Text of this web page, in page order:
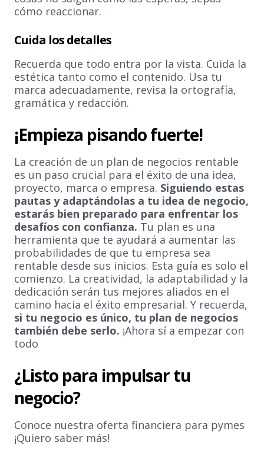
cómo reaccionar.
Cuida los detalles
Recuerda que todo entra por la vista. Cuida la
estética tanto como el contenido. Usa tu
marca adecuadamente, revisa la ortografía,
gramática y redacción.
¡Empieza pisando fuerte!
La creación de un plan de negocios rentable
es un paso crucial para el éxito de una idea,
proyecto, marca o empresa. Siguiendo estas
pautas y adaptándolas a tu idea de negocio,
estarás bien preparado para enfrentar los
desafíos con confianza. Tu plan es una
herramienta que te ayudará a aumentar las
probabilidades de que tu empresa sea
rentable desde sus inicios. Esta guía es solo el
comienzo. La creatividad, la adaptabilidad y la
dedicación serán tus mejores aliados en el
camino hacia el éxito empresarial. Y recuerda,
si tu negocio es único, tu plan de negocios
también debe serlo. ¡Ahora sí a empezar con
todo
¿Listo para impulsar tu
negocio?
Conoce nuestra oferta financiera para pymes
¡Quiero saber más!